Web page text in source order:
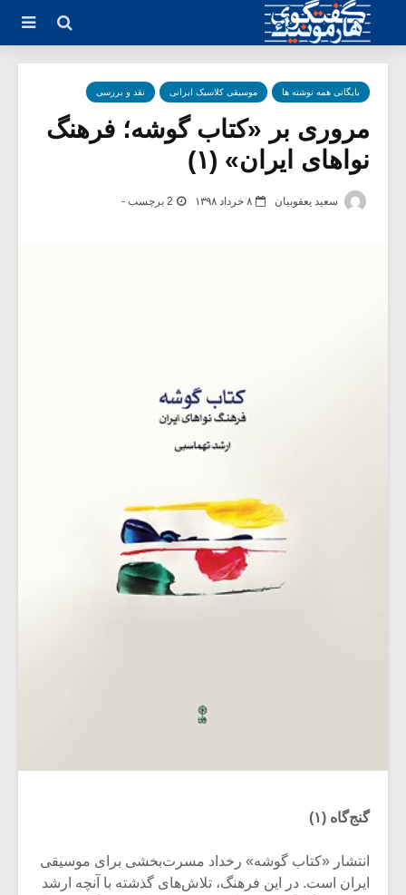
بایگانی همه نوشته ها موسیقی کلاسیک ایرانی نقد و بررسی
مروری بر «کتاب گوشه؛ فرهنگ
نواهای ایران» (۱)
سعید یعقوبیان ۸ خرداد ۱۳۹۸ 2 برچسب -
گنج‌گاه (۱)
انتشار «کتاب گوشه» رخداد مسرت‌بخشی برای موسیقی
ایران است. در این فرهنگ، تلاش‌های گذشته با آنچه ارشد